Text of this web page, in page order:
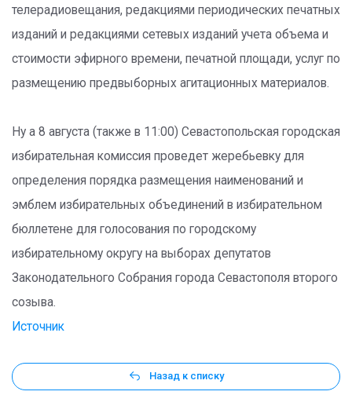
телерадиовещания, редакциями периодических печатных
изданий и редакциями сетевых изданий учета объема и
стоимости эфирного времени, печатной площади, услуг по
размещению предвыборных агитационных материалов.
Ну а 8 августа (также в 11:00) Севастопольская городская
избирательная комиссия проведет жеребьевку для
определения порядка размещения наименований и
эмблем избирательных объединений в избирательном
бюллетене для голосования по городскому
избирательному округу на выборах депутатов
Законодательного Собрания города Севастополя второго
созыва.
Источник
Назад к списку